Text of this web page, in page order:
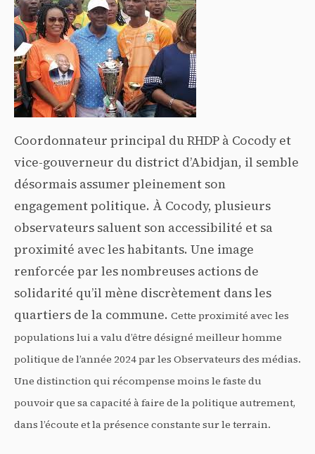
Coordonnateur principal du RHDP à Cocody et
vice-gouverneur du district d’Abidjan, il semble
désormais assumer pleinement son
engagement politique. À Cocody, plusieurs
observateurs saluent son accessibilité et sa
proximité avec les habitants. Une image
renforcée par les nombreuses actions de
solidarité qu’il mène discrètement dans les
quartiers de la commune. Cette proximité avec les
populations lui a valu d’être désigné meilleur homme
politique de l’année 2024 par les Observateurs des médias.
Une distinction qui récompense moins le faste du
pouvoir que sa capacité à faire de la politique autrement,
dans l’écoute et la présence constante sur le terrain.